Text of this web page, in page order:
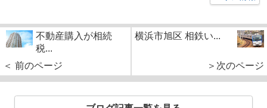
不動産購入が相続
税...
＜ 前のページ
横浜市旭区 相鉄い...
＞次のページ